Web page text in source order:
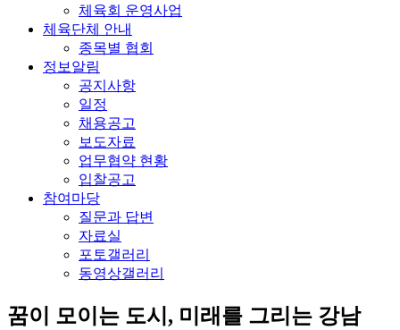
체육회 운영사업
체육단체 안내
종목별 협회
정보알림
공지사항
일정
채용공고
보도자료
업무협약 현황
입찰공고
참여마당
질문과 답변
자료실
포토갤러리
동영상갤러리
꿈이 모이는 도시, 미래를 그리는 강남